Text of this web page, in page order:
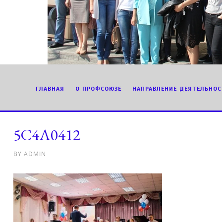
ГЛАВНАЯ О ПРОФСОЮЗЕ НАПРАВЛЕНИЕ
5C4A0412
BY ADMIN